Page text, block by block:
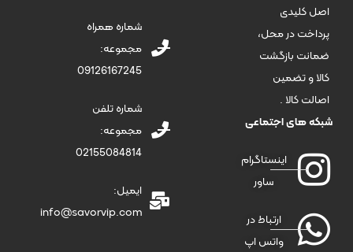
اصل کلیدی
پرداخت در محل،
ضمانت بازگشت
کالا و تضمین
اصالت کالا .
شبکه های اجتماعی
اینستاگرام
ساور
ارتباط در
واتس اپ
شماره همراه
مجموعه:
09126167245
شماره تلفن
مجموعه:
02155084814
ایمیل:
info@savorvip.com